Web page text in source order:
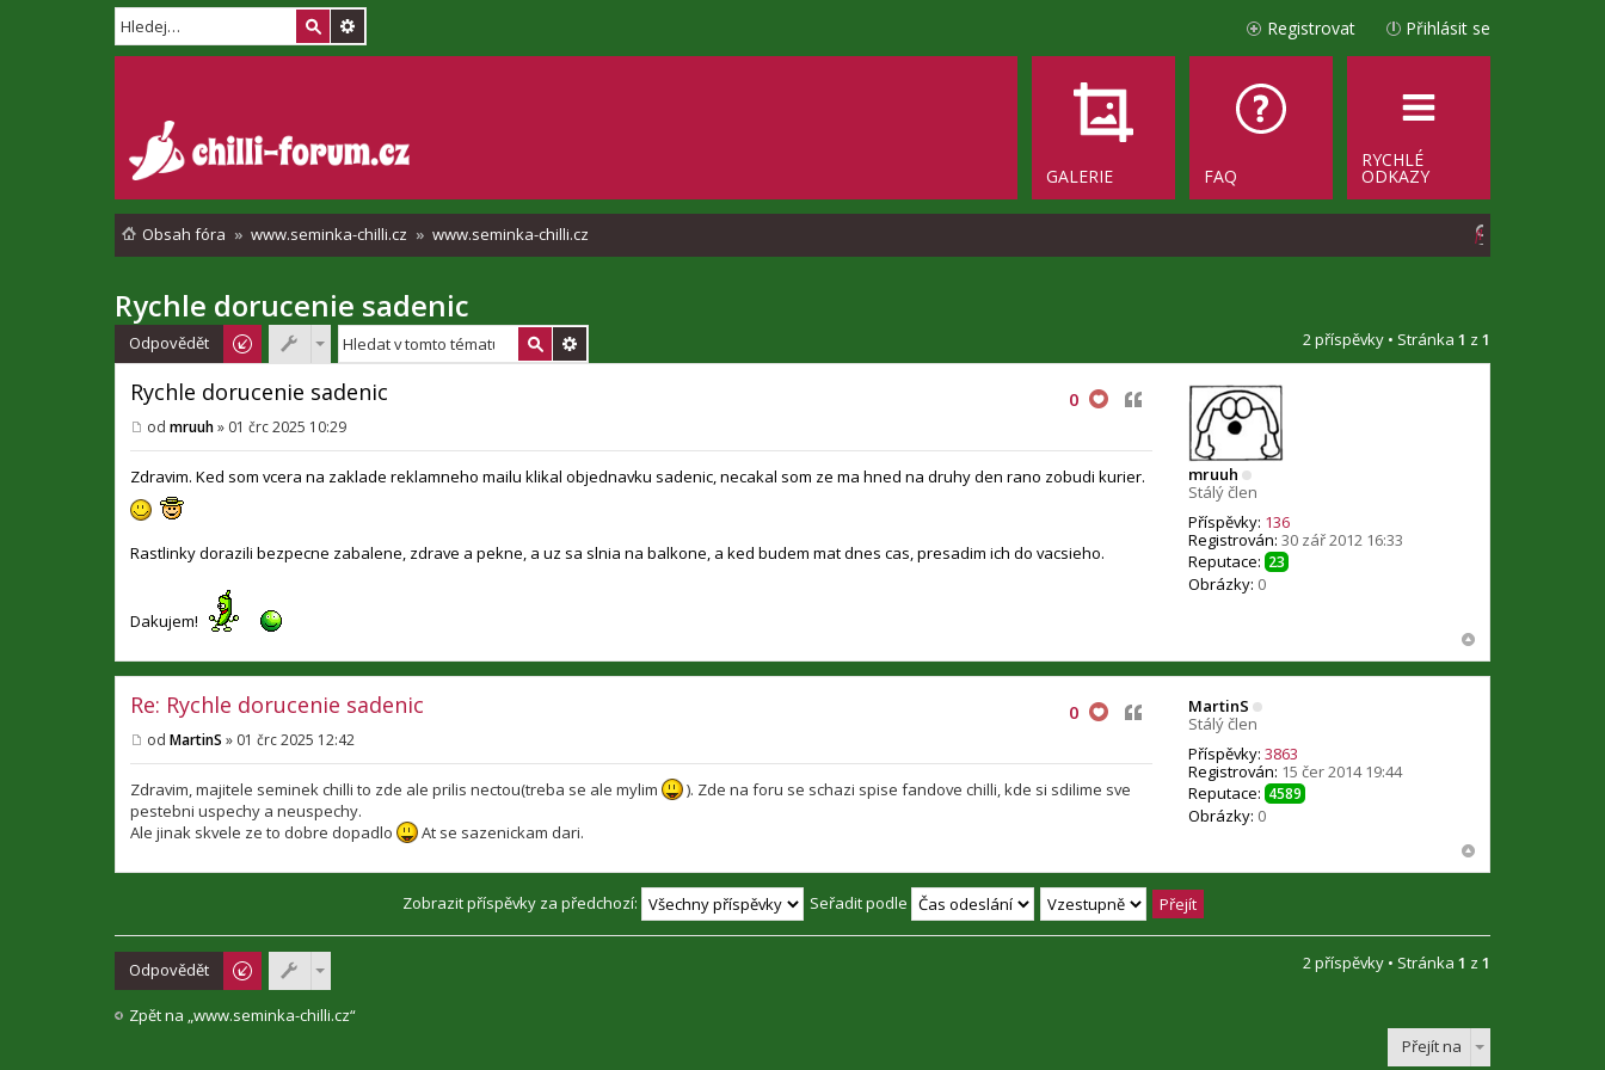
Přihlásit se
Registrovat
RYCHLÉ
ODKAZY
FAQ
GALERIE
Obsah fóra www.seminka-chilli.cz www.seminka-chilli.cz
H
d
a
Rychle dorucenie sadenic
Odpovědět 2 příspěvky • Stránka 1 z 1
mruuh
Stálý člen
Příspěvky: 136
Registrován: 30 zář 2012 16:33
Reputace: 23
Obrázky: 0
Rychle dorucenie sadenic 0 Citovat
ř
í
p
ě
e
od mruuh» 01 črc 2025 10:29
Zdravim. Ked som vcera na zaklade reklamneho mailu klikal objednavku sadenic, necakal som ze ma hned na druhy den rano zobudi kurier.
Rastlinky dorazili bezpecne zabalene, zdrave a pekne, a uz sa slnia na balkone, a ked budem mat dnes cas, presadim ich do vacsieho.
Dakujem!
MartinS
Stálý člen
Příspěvky: 3863
Registrován: 15 čer 2014 19:44
Reputace: 4589
Obrázky: 0
Re: Rychle dorucenie sadenic 0 Citovat
ř
í
p
ě
e
od MartinS » 01 črc 2025 12:42
Zdravim, majitele seminek chilli to zde ale prilis nectou(treba se ale mylim
). Zde na foru se schazi spise fandove chilli, kde si sdilime sve
pestebni uspechy a neuspechy.
Ale jinak skvele ze to dobre dopadlo
At se sazenickam dari.
Zobrazit příspěvky za předchozí: Seřadit podle
Odpovědět 2 příspěvky • Stránka 1 z 1
Zpět na „www.seminka-chilli.cz“
Přejít na